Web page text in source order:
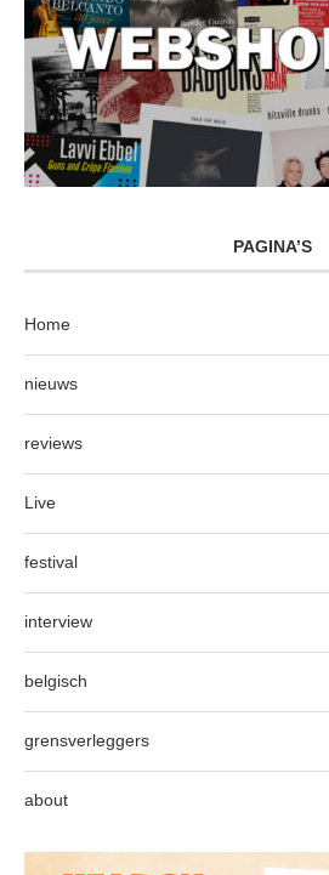
PAGINA’S
Home
nieuws
reviews
Live
festival
interview
belgisch
grensverleggers
about